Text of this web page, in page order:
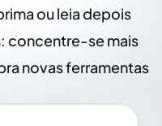
ou leia depois
: concentre-se mais
novas ferramentas